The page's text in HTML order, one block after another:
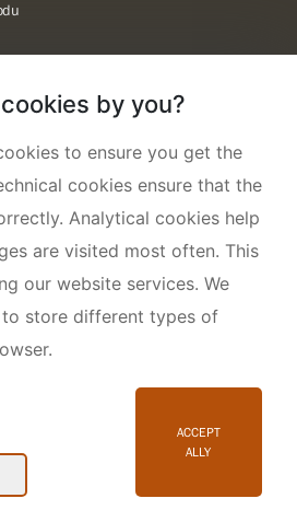
Snadné čtení
2026 AOPK ČR
by you?
to ensure you get the
cookies ensure that the
Analytical cookies help
are visited most often. This
our website services. We
store different types of
ACCEPT
ALLY